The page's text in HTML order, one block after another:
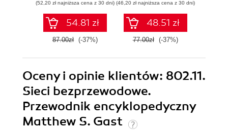
Wydanie III
(52,20 zł najniższa cena z 30 dni)
54.81 zł
87.00zł (-37%)
aplikacji w
Pythonie
(46,20 zł najniższa cena z 30 dni)
48.51 zł
77.00zł (-37%)
Oceny i opinie klientów: 802.11.
Sieci bezprzewodowe.
Przewodnik encyklopedyczny
Matthew S. Gast